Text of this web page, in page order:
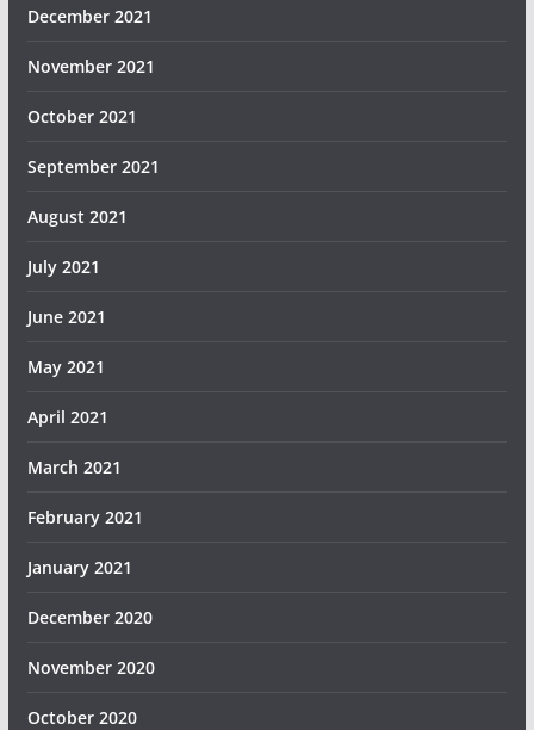
December 2021
November 2021
October 2021
September 2021
August 2021
July 2021
June 2021
May 2021
April 2021
March 2021
February 2021
January 2021
December 2020
November 2020
October 2020